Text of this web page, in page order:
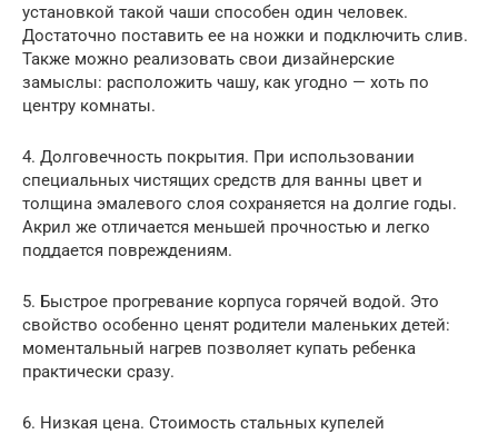
установкой такой чаши способен один человек.
Достаточно поставить ее на ножки и подключить слив.
Также можно реализовать свои дизайнерские
замыслы: расположить чашу, как угодно — хоть по
центру комнаты.
4. Долговечность покрытия. При использовании
специальных чистящих средств для ванны цвет и
толщина эмалевого слоя сохраняется на долгие годы.
Акрил же отличается меньшей прочностью и легко
поддается повреждениям.
5. Быстрое прогревание корпуса горячей водой. Это
свойство особенно ценят родители маленьких детей:
моментальный нагрев позволяет купать ребенка
практически сразу.
6. Низкая цена. Стоимость стальных купелей